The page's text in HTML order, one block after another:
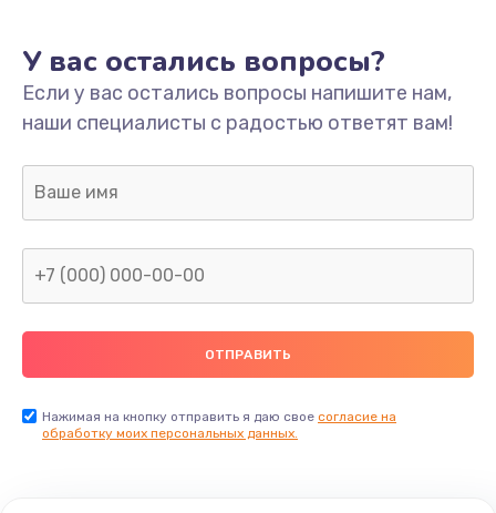
У вас остались вопросы?
Если у вас остались вопросы напишите нам,
наши специалисты с радостью ответят вам!
Нажимая на кнопку отправить я даю свое согласие на
обработку моих персональных данных.